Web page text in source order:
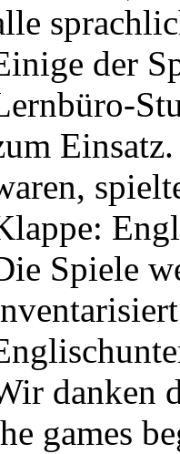
der
Spiele
danken
games